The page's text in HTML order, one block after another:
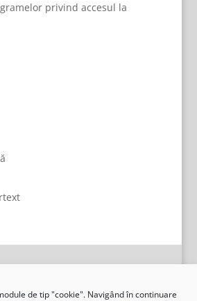
de tip "cookie". Navigând în continuare
privind accesul la